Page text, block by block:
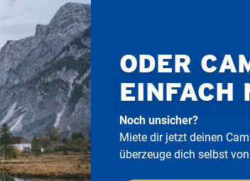
ODER
EINFACH
Noch unsicher?
Miete dir jetzt deinen
überzeuge dich selbst